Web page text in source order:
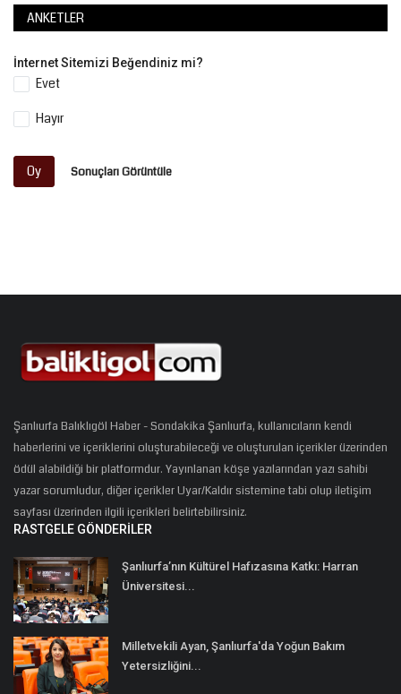
ANKETLER
İnternet Sitemizi Beğendiniz mi?
Evet
Hayır
Oy Sonuçları Görüntüle
Şanlıurfa Balıklıgöl Haber - Sondakika Şanlıurfa, kullanıcıların kendi
haberlerini ve içeriklerini oluşturabileceği ve oluşturulan içerikler üzerinden
ödül alabildiği bir platformdur. Yayınlanan köşe yazılarından yazı sahibi
yazar sorumludur, diğer içerikler Uyar/Kaldır sistemine tabi olup iletişim
sayfası üzerinden ilgili içerikleri belirtebilirsiniz.
RASTGELE GÖNDERILER
Şanlıurfa’nın Kültürel Hafızasına Katkı: Harran
Üniversitesi...
Milletvekili Ayan, Şanlıurfa'da Yoğun Bakım
Yetersizliğini...